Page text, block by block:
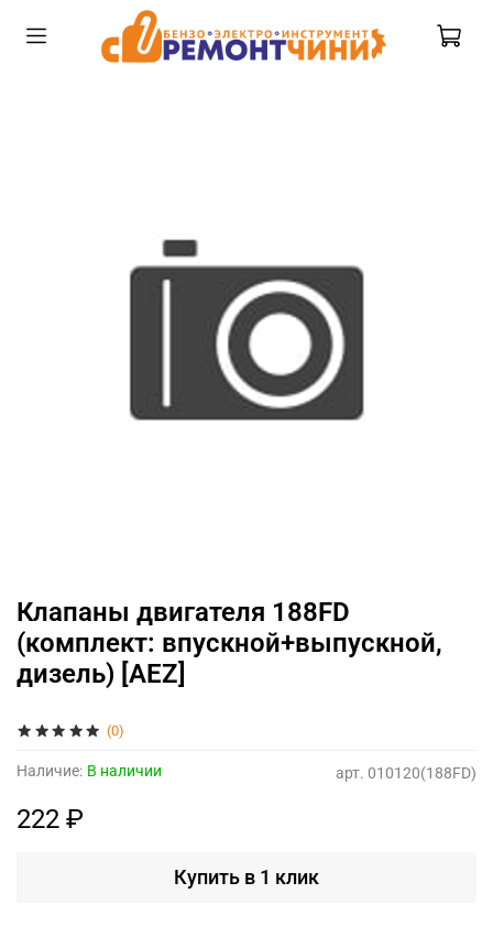
(0)
арт. 010120(188FD)
Наличие: В наличии
Клапаны двигателя 188FD
(комплект: впускной+выпускной,
дизель) [AEZ]
222 ₽
Купить в 1 клик